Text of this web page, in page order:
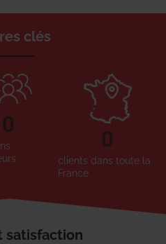
clés
0
clients dans toute la
France
0
satisfaction